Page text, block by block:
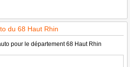
du 68 Haut Rhin
pour le département 68 Haut Rhin